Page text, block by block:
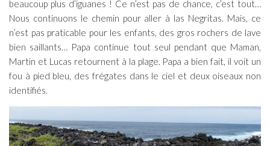
beaucoup plus d’iguanes ! Ce n’est pas de chance, c’est tout…
Nous continuons le chemin pour aller à las Negritas. Mais, ce
n’est pas praticable pour les enfants, des gros rochers de lave
bien saillants… Papa continue tout seul pendant que Maman,
Martin et Lucas retournent à la plage. Papa a bien fait, il voit un
fou à pied bleu, des frégates dans le ciel et deux oiseaux non
identifiés.